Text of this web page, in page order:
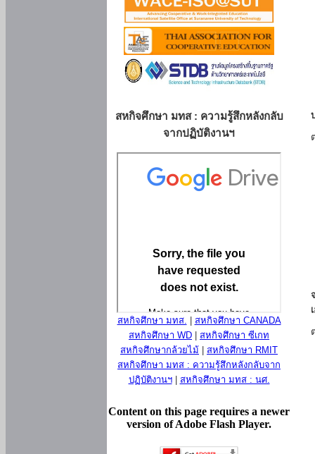
สหกิจศึกษา มทส : ความรู้สึกหลังกลับ
จากปฏิบัติงานฯ
สหกิจศึกษา มทส.
สหกิจศึกษา CANADA
สหกิจศึกษา WD
สหกิจศึกษา ซีเกท
สหกิจศึกษากล้วยไม้
สหกิจศึกษา RMIT
สหกิจศึกษา มทส : ความรู้สึกหลังกลับจาก
ปฏิบัติงานฯ| สหกิจศึกษา มทส : นศ.
Content on this page requires a newer
version of Adobe Flash Player.